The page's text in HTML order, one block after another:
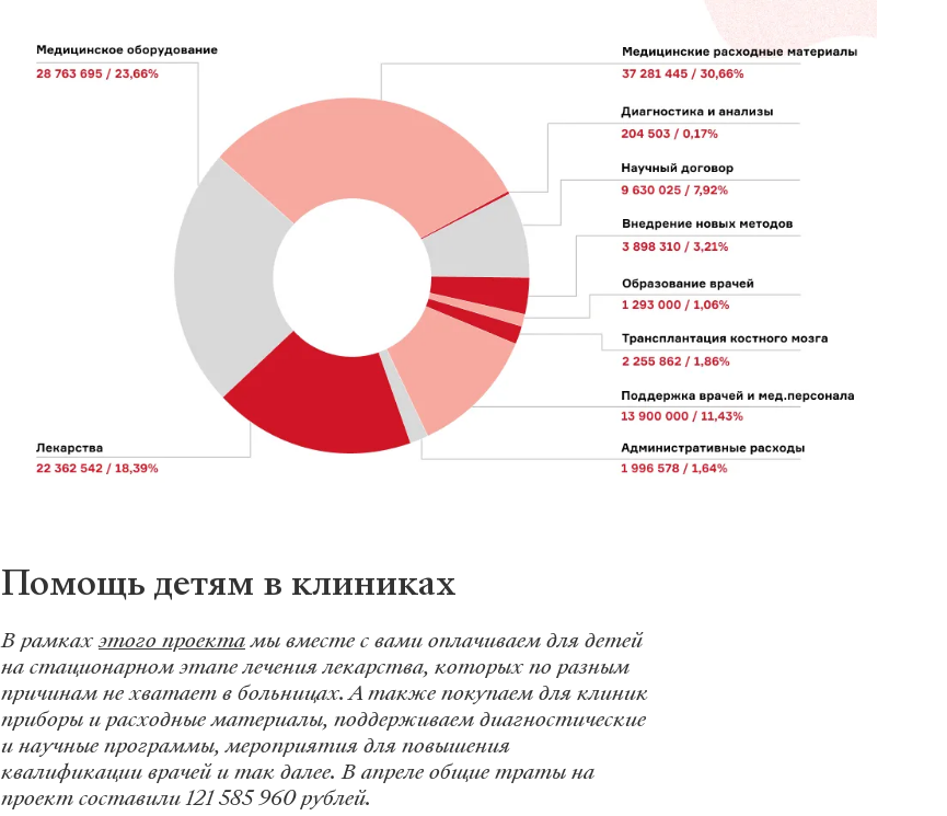
Помощь детям в клиниках
В рамкахэтого проектамы вместе с вами оплачиваем для детей
на стационарном этапе лечения лекарства, которых по разным
причинам не хватает в больницах. А также покупаем для клиник
приборы и расходные материалы, поддерживаем диагностические
и научные программы, мероприятия для повышения
квалификации врачей и так далее. В апреле общие траты на
проект составили 121 585 960 рублей.